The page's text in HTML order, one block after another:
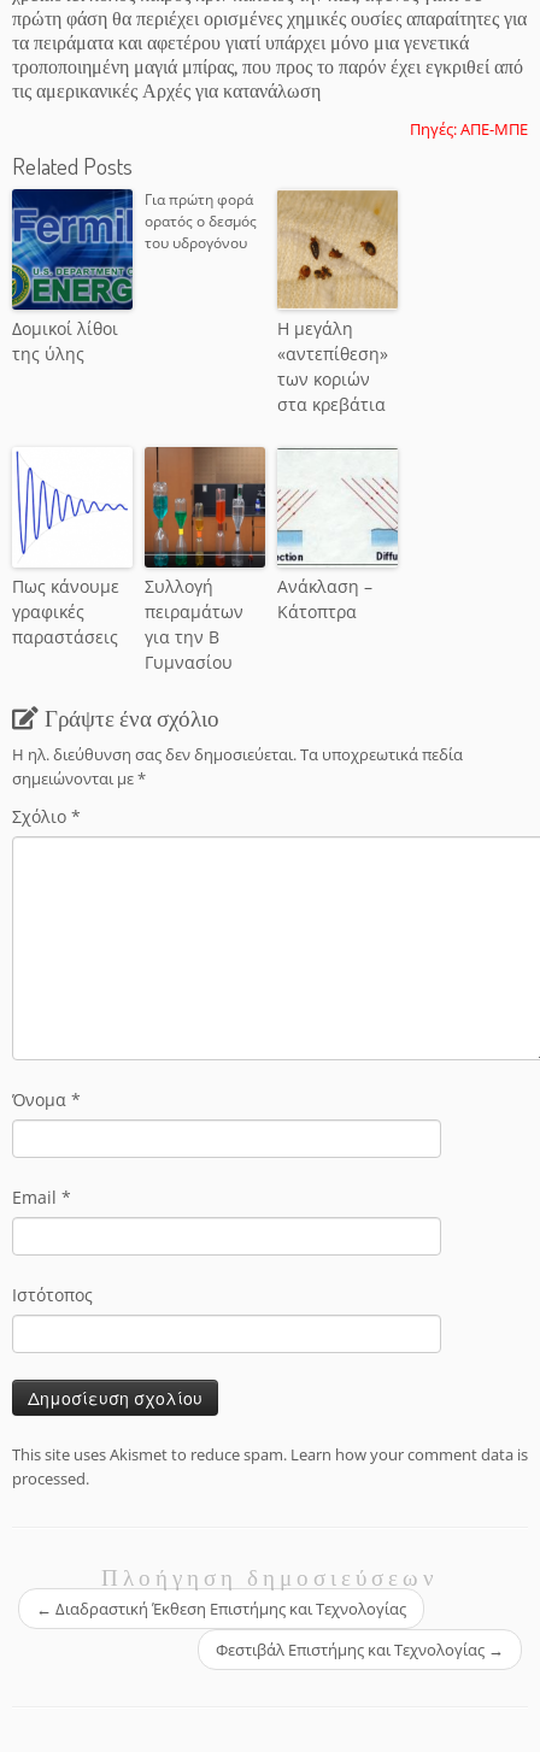
πρώτη φάση θα περιέχει ορισμένες χημικές ουσίες απαραίτητες για
τα πειράματα και αφετέρου γιατί υπάρχει μόνο μια γενετικά
τροποποιημένη μαγιά μπίρας, που προς το παρόν έχει εγκριθεί από
τις αμερικανικές Αρχές για κατανάλωση
Πηγές: ΑΠΕ-ΜΠΕ
Related Posts
Δομικοί λίθοι
της ύλης
Για πρώτη φορά
ορατός ο δεσμός
του υδρογόνου
Η μεγάλη
«αντεπίθεση»
των κοριών
στα κρεβάτια
Πως κάνουμε
γραφικές
παραστάσεις
Συλλογή
πειραμάτων
για την Β
Γυμνασίου
Ανάκλαση –
Κάτοπτρα
Γράψτε ένα σχόλιο
Η ηλ. διεύθυνση σας δεν δημοσιεύεται.Τα υποχρεωτικά πεδία
σημειώνονται με*
Σχόλιο *
Όνομα *
Email *
Ιστότοπος
This site uses Akismet to reduce spam. Learn how your comment data is
processed.
Πλοήγηση δημοσιεύσεων
← Διαδραστική Έκθεση Επιστήμης και Τεχνολογίας
Φεστιβάλ Επιστήμης και Τεχνολογίας →